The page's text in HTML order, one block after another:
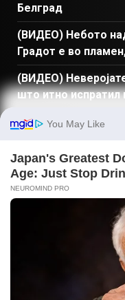
Белград
(ВИДЕО) Небото
Градот е во
(ВИДЕО)
што итно испратил
ПРЕБАРАЈ
© Copyright 2026